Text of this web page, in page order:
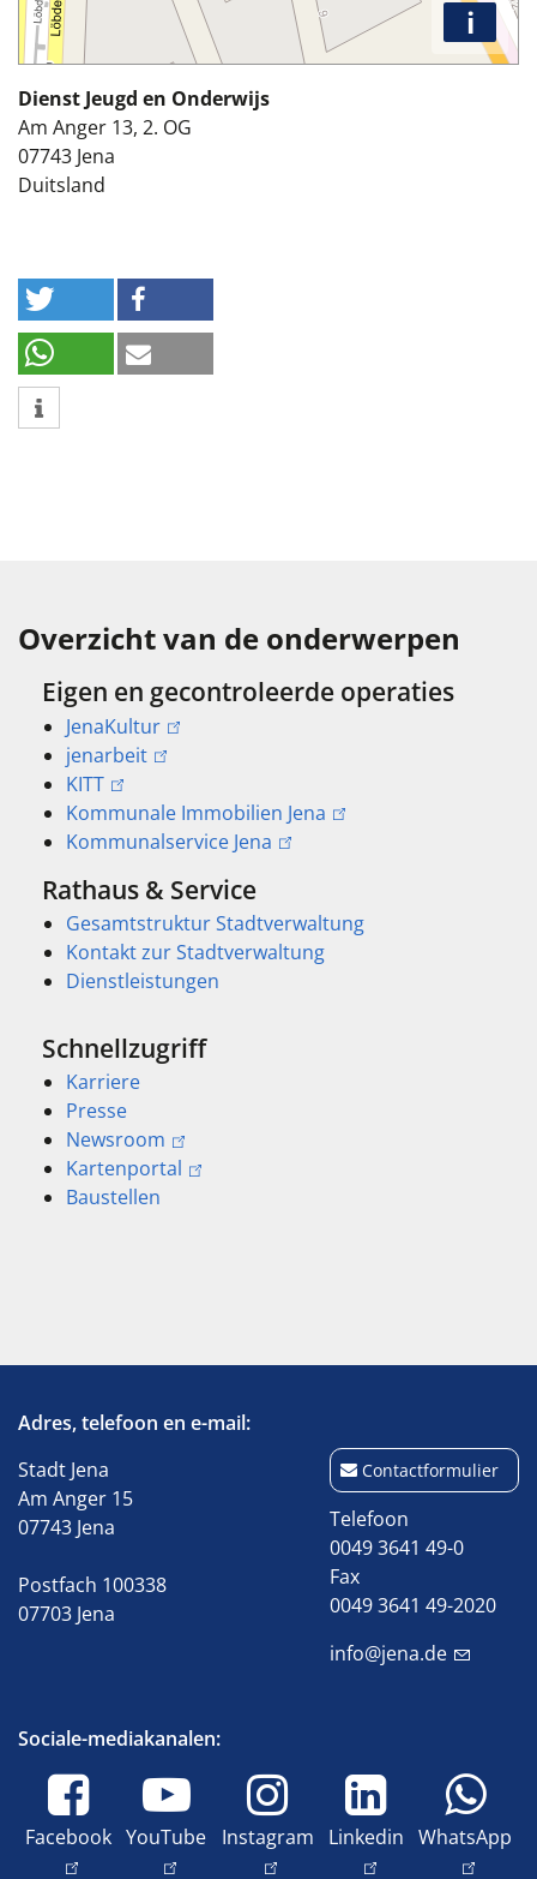
i
Dienst Jeugd en Onderwijs
Am Anger 13, 2. OG
07743 Jena
Duitsland
Overzicht van de onderwerpen
Eigen en gecontroleerde operaties
JenaKultur
jenarbeit
KITT
Kommunale Immobilien Jena
Kommunalservice Jena
Rathaus & Service
Gesamtstruktur Stadtverwaltung
Kontakt zur Stadtverwaltung
Dienstleistungen
Schnellzugriff
Karriere
Presse
Newsroom
Kartenportal
Baustellen
Adres, telefoon en e-mail:
Stadt Jena
Am Anger 15
07743 Jena
Postfach 100338
07703 Jena
Contactformulier
Telefoon
0049 3641 49-0
Fax
0049 3641 49-2020
info@jena.de
Sociale-mediakanalen:
Facebook YouTube Instagram Linkedin WhatsApp